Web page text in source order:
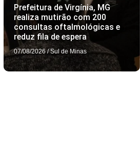
Prefeitura de Virgínia, MG
realiza mutirão com 200
consultas oftalmológicas e
reduz fila de espera
07/08/2026 / Sul de Minas